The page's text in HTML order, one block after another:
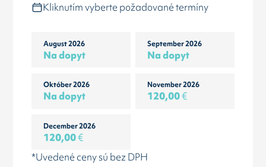
Kliknutím vyberte požadované termíny
August 2026
Na dopyt
September 2026
Na dopyt
Október 2026
Na dopyt
November 2026
120,00€
December 2026
120,00€
*Uvedené ceny sú bez DPH